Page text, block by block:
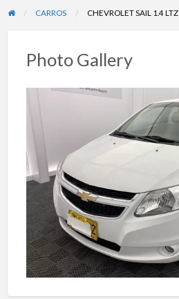
CARROS CHEVROLET SAIL 1.4 LTZ
Photo Gallery